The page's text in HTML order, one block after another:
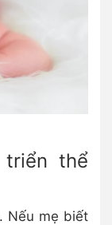
triển thể
Nếu mẹ biết